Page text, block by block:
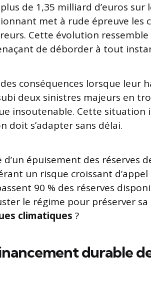
de 1,35 milliard d’euros sur
met à rude épreuve les
Cette évolution ressemble
de déborder à tout
conséquences lorsque leur
deux sinistres majeurs en
insoutenable. Cette situation
doit s’adapter sans délai.
épuisement des réserves
un risque croissant
90 % des réserves
le régime pour préserver
climatiques ?
durable